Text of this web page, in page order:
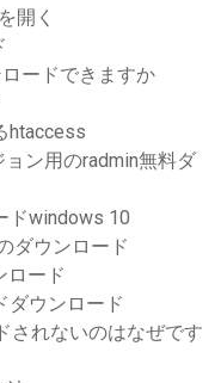
開く
ードできますか
htaccess
ン用のradmin無料ダ
ドwindows 10
ダウンロード
ロード
ダウンロード
されないのはなぜです